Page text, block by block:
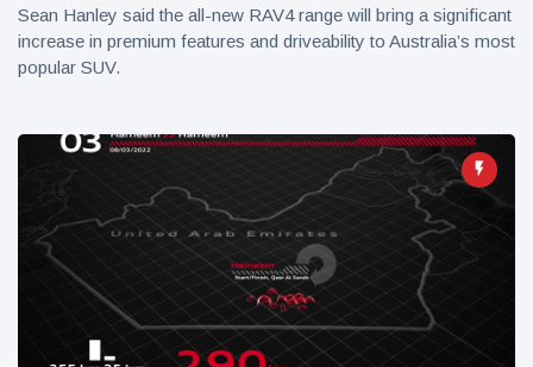
Sean Hanley said the all-new RAV4 range will bring a significant
increase in premium features and driveability to Australia’s most
popular SUV.